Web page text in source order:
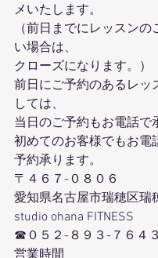
メいたします。
（前日までにレッスン
い場合は、
クローズになります。）
前日にご予約のあるレッ
しては、
当日のご予約もお電話で
初めてのお客様でもお電
予約承ります。
〒４６７-０８０６
愛知県名古屋市瑞穂区瑞
studio ohana FITNESS
☎０５２-８９３-７６４３
営業時間